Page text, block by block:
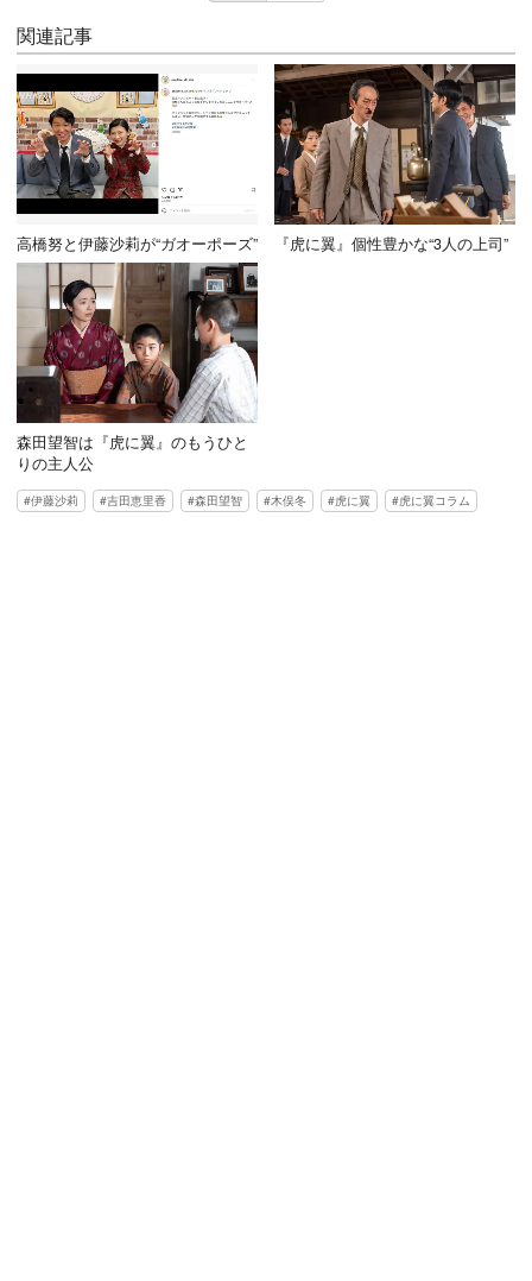
関連記事
高橋努と伊藤沙莉が“ガオーポーズ” 『虎に翼』個性豊かな“3人の上司”
森田望智は『虎に翼』のもうひと
りの主人公
伊藤沙莉 吉田恵里香 森田望智 木俣冬 虎に翼 虎に翼コラム